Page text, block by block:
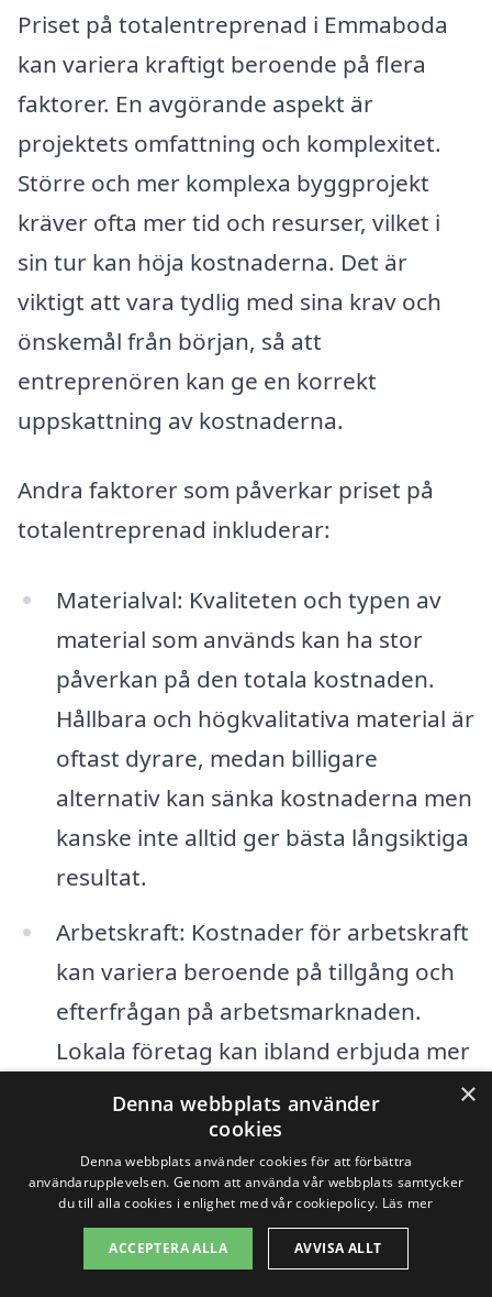
Priset på totalentreprenad i Emmaboda
kan variera kraftigt beroende på flera
faktorer. En avgörande aspekt är
projektets omfattning och komplexitet.
Större och mer komplexa byggprojekt
kräver ofta mer tid och resurser, vilket i
sin tur kan höja kostnaderna. Det är
viktigt att vara tydlig med sina krav och
önskemål från början, så att
entreprenören kan ge en korrekt
uppskattning av kostnaderna.
Andra faktorer som påverkar priset på
totalentreprenad inkluderar:
Materialval: Kvaliteten och typen av
material som används kan ha stor
påverkan på den totala kostnaden.
Hållbara och högkvalitativa material är
oftast dyrare, medan billigare
alternativ kan sänka kostnaderna men
kanske inte alltid ger bästa långsiktiga
resultat.
Arbetskraft: Kostnader för arbetskraft
kan variera beroende på tillgång och
efterfrågan på arbetsmarknaden.
Lokala företag kan ibland erbjuda mer
konkurrenskraftiga priser.
Projektets tidslinje: Om ett projekt
måste slutföras snabbt kan detta leda
till högre kostnader, då
entreprenörerna ofta behöver
×
Denna webbplats använder
cookies
Denna webbplats använder cookies för att förbättra
användarupplevelsen. Genom att använda vår webbplats samtycker
du till alla cookies i enlighet med vår cookiepolicy. Läs mer
ACCEPTERA ALLA AVVISA ALLT